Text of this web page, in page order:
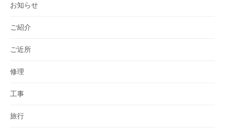
お知らせ
ご紹介
ご近所
修理
工事
旅行